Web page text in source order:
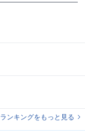
ンキングをもっと見る